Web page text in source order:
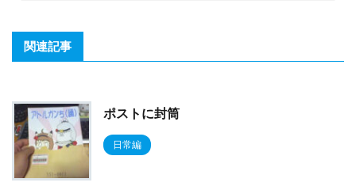
関連記事
ポストに封筒
日常編